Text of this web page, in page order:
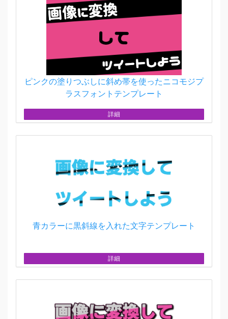
ピンクの塗りつぶしに斜め帯を使ったニコモジプ
ラスフォントテンプレート
詳細
青カラーに黒斜線を入れた文字テンプレート
詳細